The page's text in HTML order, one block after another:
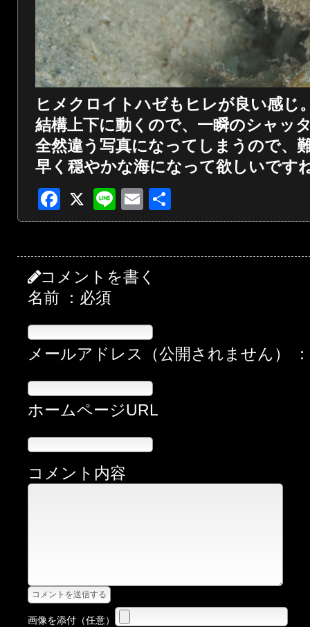
ヒメクロイトハゼもヒレが良い感じ
結構上下に動くので、一瞬のシャッ
全然違う写真になってしまうので、
早く穏やかな海になって欲しいです
Facebook
X LineEmail
有
コメントを書く
名前 ：必須
メールアドレス（公開されません）
ホームページURL
コメント内容
画像を添付（任意）